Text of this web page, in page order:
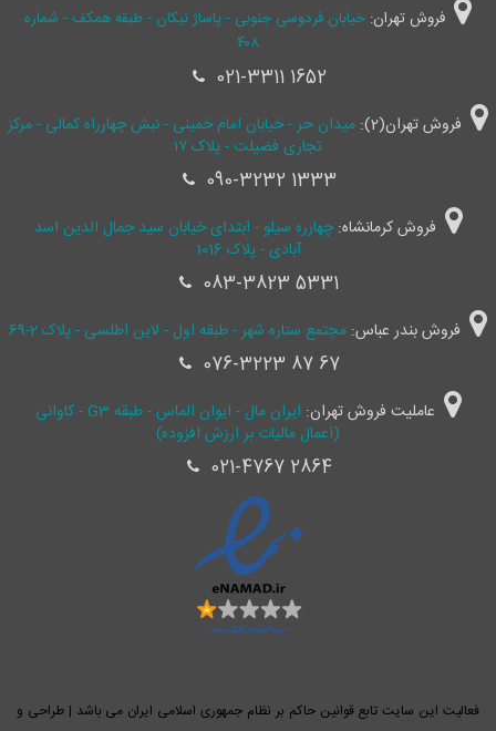
فروش تهران: خیابان فردوسی جنوبی - پاساژ نیکان - طبقه همکف - شماره
۴۰۸
021-3311 1652
فروش تهران(2):
میدان حر - خیابان امام خمینی - نبش چهارراه کمالی - مرکز
تجاری فضیلت - پلاک ۱۷
090-3232 1333
فروش کرمانشاه:چهارره سیلو - ابتدای خیابان سید جمال ‌الدین اسد
آبادی - پلاک 1016
083-3823 5331
فروش بندر عباس: مجتمع ستاره شهر - طبقه اول - لاین اطلسی - پلاک 2-69
076-3223 87 67
عاملیت فروش تهران:
ایران مال - ایوان الماس - طبقه G3 - کاوانی
(اعمال مالیات بر ارزش افزوده)
021-4767 2864
فعالیت این سایت تابع قوانین حاکم بر نظام جمهوری اسلامی ایران می باشد | طراحی و